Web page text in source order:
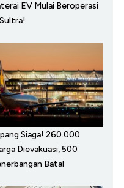
EV Mulai Beroperasi
Siaga! 260.000
Dievakuasi, 500
Batal